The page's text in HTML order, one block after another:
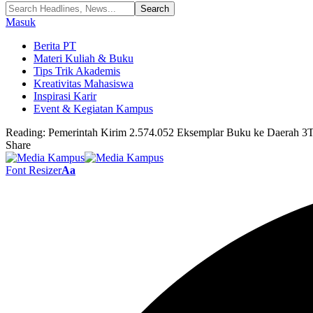
Masuk
Berita PT
Materi Kuliah & Buku
Tips Trik Akademis
Kreativitas Mahasiswa
Inspirasi Karir
Event & Kegiatan Kampus
Reading: Pemerintah Kirim 2.574.052 Eksemplar Buku ke Daerah
Share
Font ResizerAa